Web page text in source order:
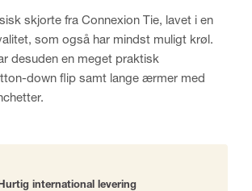
skjorte fra Connexion Tie, lavet i en
som også har mindst muligt krøl.
desuden en meget praktisk
down flip samt lange ærmer med
international levering